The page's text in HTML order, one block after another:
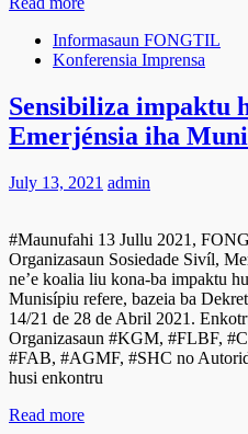
Informasaun FONGTIL
Konferensia Imprensa
Sensibiliza impaktu
Emerjénsia iha
July 13, 2021 admin
#Maunufahi 13 Jullu 2021,
Organizasaun Sosiedade Sivíl,
ne’e koalia liu kona-ba impaktu
Munisípiu refere, bazeia ba
14/21 de 28 de Abril 2021.
Organizasaun #KGM, #FLBF,
#FAB, #AGMF, #SHC no
husi enkontru
Read more